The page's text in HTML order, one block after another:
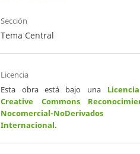
Sección
Tema Central
Licencia
Esta obra está bajo una
Creative Commons
Nocomercial-NoDerivados
Internacional.